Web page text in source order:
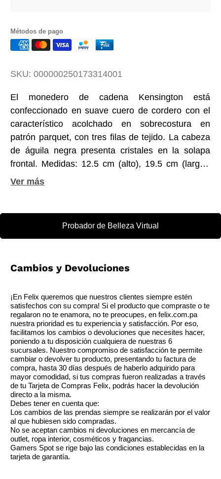
Métodos de pago
SKU: 000000250173314001
El monedero de cadena Kensington está
confeccionado en suave cuero de cordero con el
característico acolchado en sobrecostura en
patrón parquet, con tres filas de tejido. La cabeza
de águila negra presenta cristales en la solapa
frontal. Medidas: 12.5 cm (alto), 19.5 cm (largo),
2.3 cm (profundidad). Caída de la correa: 60 cm.
seis tarjetas clásicas. Bolsillo interno con
Probador de Belleza Virtual
Cambios y Devoluciones
¡En Felix queremos que nuestros clientes siempre estén
satisfechos con su compra! Si el producto que compraste o te
regalaron no te enamora, no te preocupes, en felix.com.pa
nuestra prioridad es tu experiencia y satisfacción. Por eso,
facilitamos los cambios o devoluciones que necesites hacer,
poniendo a tu disposición cualquiera de nuestras 6
sucursales. Nuestro compromiso de satisfacción te permite
cambiar o devolver tu producto, presentando tu factura de
compra, hasta 30 días después de haberlo adquirido para
mayor comodidad, si tus compras fueron realizadas a través
de tu Tarjeta de Compras Felix, podrás hacer la devolución
directo a la misma.
Debes tener en cuenta que:
Los cambios de las prendas siempre se realizarán por el valor
al que hubiesen sido compradas.
No se aceptan cambios ni devoluciones en mercancía de
outlet, ropa interior, cosméticos y fragancias.
Gamers Spot se rige bajo las condiciones establecidas en la
tarjeta de garantía.